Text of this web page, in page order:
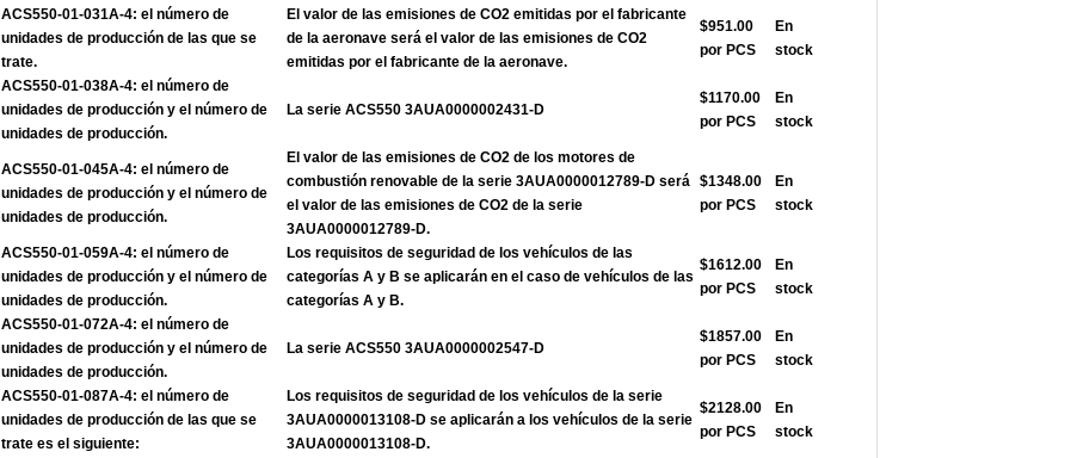
ACS550-01-031A-4: el número de
unidades de producción de las que se
trate.
El valor de las emisiones de CO2 emitidas por el fabricante
de la aeronave será el valor de las emisiones de CO2
emitidas por el fabricante de la aeronave.
$951.00
por PCS
En
stock
ACS550-01-038A-4: el número de
unidades de producción y el número de
unidades de producción.
La serie ACS550 3AUA0000002431-D
$1170.00
por PCS
En
stock
ACS550-01-045A-4: el número de
unidades de producción y el número de
unidades de producción.
El valor de las emisiones de CO2 de los motores de
combustión renovable de la serie 3AUA0000012789-D será
el valor de las emisiones de CO2 de la serie
3AUA0000012789-D.
$1348.00
por PCS
En
stock
ACS550-01-059A-4: el número de
unidades de producción y el número de
unidades de producción.
Los requisitos de seguridad de los vehículos de las
categorías A y B se aplicarán en el caso de vehículos de las
categorías A y B.
$1612.00
por PCS
En
stock
ACS550-01-072A-4: el número de
unidades de producción y el número de
unidades de producción.
La serie ACS550 3AUA0000002547-D
$1857.00
por PCS
En
stock
ACS550-01-087A-4: el número de
unidades de producción de las que se
trate es el siguiente:
Los requisitos de seguridad de los vehículos de la serie
3AUA0000013108-D se aplicarán a los vehículos de la serie
3AUA0000013108-D.
$2128.00
por PCS
En
stock